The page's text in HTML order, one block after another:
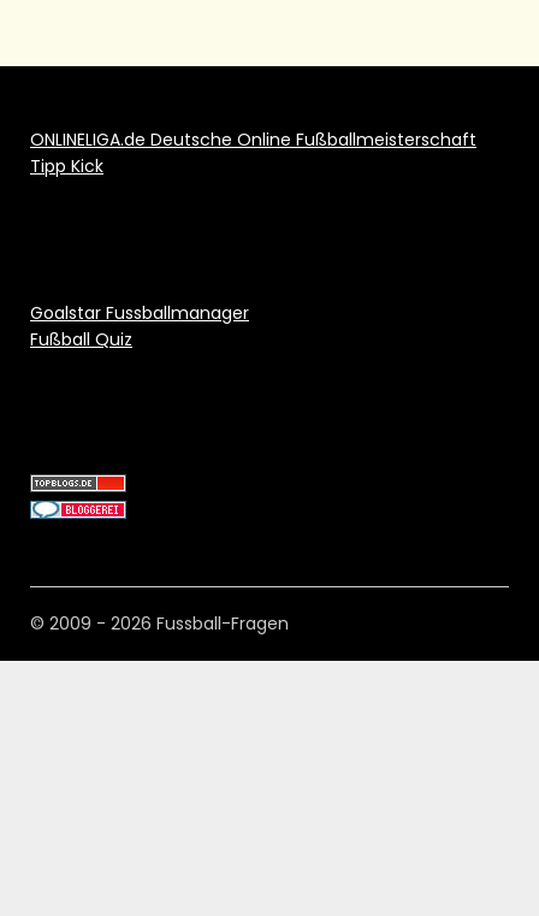
ONLINELIGA.de Deutsche Online Fußballmeisterschaft
Tipp Kick
Goalstar Fussballmanager
Fußball Quiz
© 2009 - 2026 Fussball-Fragen